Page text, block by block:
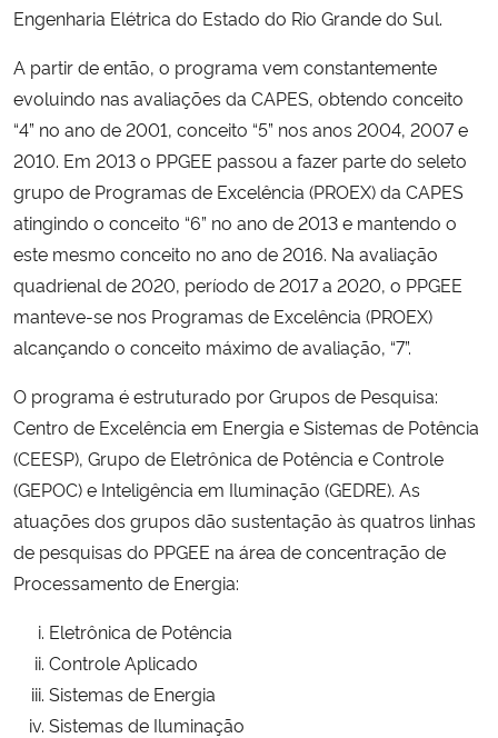
Ministério do Desenvolvimento Regional
Controladoria-Geral da União
Ministério da Mulher, da Família e dos Direitos Humanos
Secretaria-Geral
Secretaria de Governo
Gabinete de Segurança Institucional
Banco Central do Brasil
Planalto
Engenharia Elétrica do Estado do Rio Grande do Sul.
A partir de então, o programa vem constantemente
evoluindo nas avaliações da CAPES, obtendo conceito
“4” no ano de 2001, conceito “5” nos anos 2004, 2007 e
2010. Em 2013 o PPGEE passou a fazer parte do seleto
grupo de Programas de Excelência (PROEX) da CAPES
atingindo o conceito “6” no ano de 2013 e mantendo o
este mesmo conceito no ano de 2016. Na avaliação
quadrienal de 2020, período de 2017 a 2020, o PPGEE
manteve-se nos Programas de Excelência (PROEX)
alcançando o conceito máximo de avaliação, “7”.
O programa é estruturado por Grupos de Pesquisa:
Centro de Excelência em Energia e Sistemas de Potência
(CEESP), Grupo de Eletrônica de Potência e Controle
(GEPOC) e Inteligência em Iluminação (GEDRE). As
atuações dos grupos dão sustentação às quatros linhas
de pesquisas do PPGEE na área de concentração de
Processamento de Energia:
Eletrônica de Potência
Controle Aplicado
Sistemas de Energia
Sistemas de Iluminação